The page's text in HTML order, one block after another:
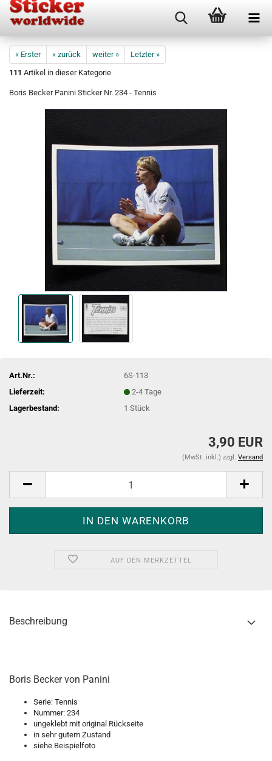
« Erster « zurück weiter »
Letzter »
111 Artikel in dieser Kategorie
Boris Becker Panini Sticker Nr. 234 - Tennis
Art.Nr.:
6S-113
Lieferzeit:
2-4 Tage
Lagerbestand:
1Stück
3,90 EUR
(MwSt. inkl.) zzgl. Versand
AUF DEN MERKZETTEL
Beschreibung
Boris Becker von Panini
Serie: Tennis
Nummer: 234
ungeklebt mit original Rückseite
in sehr gutem Zustand
siehe Beispielfoto